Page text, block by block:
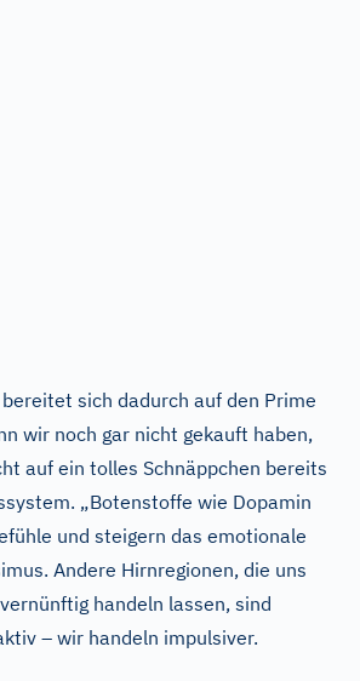
sich dadurch auf den Prime
wir noch gar nicht gekauft haben,
auf ein tolles Schnäppchen bereits
„Botenstoffe wie Dopamin
und steigern das emotionale
Andere Hirnregionen, die uns
handeln lassen, sind
– wir handeln impulsiver.